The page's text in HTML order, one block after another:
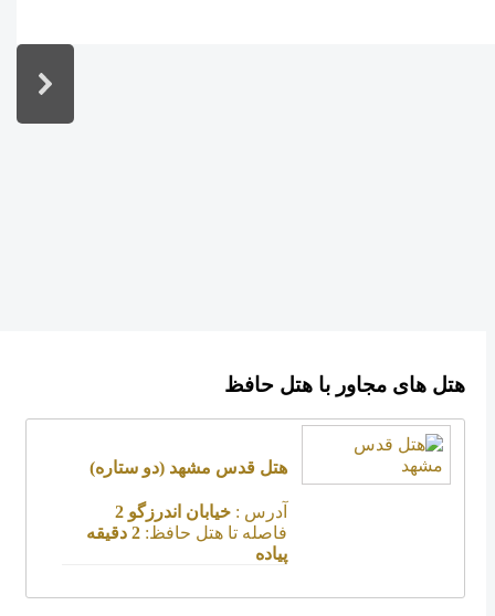
هتل های مجاور با هتل حافظ
هتل قدس مشهد (دو ستاره)
آدرس : خیابان اندرزگو 2
فاصله تا هتل حافظ:
2 دقیقه
پیاده